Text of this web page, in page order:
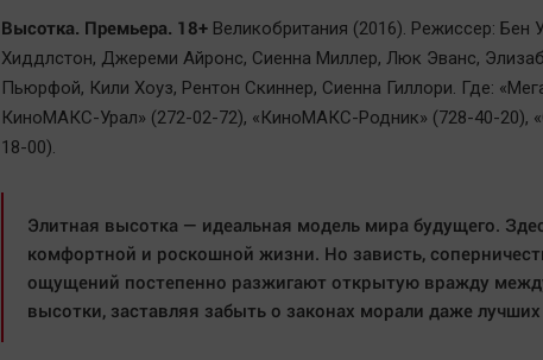
Высотка. Премьера. 18+Великобритания (2016). Режиссер: Бен
Хиддлстон, Джереми Айронс, Сиенна Миллер, Люк Эванс,
Пьюрфой, Кили Хоуз, Рентон Скиннер, Сиенна Гиллори. Где:
КиноМАКС-Урал» (272-02-72), «КиноМАКС-Родник» (728-40-20),
18-00).
Элитная высотка — идеальная модель мира будущего.
комфортной и роскошной жизни. Но зависть,
ощущений постепенно разжигают открытую вражду
высотки, заставляя забыть о законах морали даже